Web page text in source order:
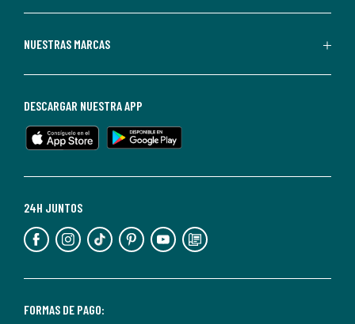
Redoute.
de
en
cualquier
Para
información,
puedes
nuestra
NUESTRAS MARCAS
FORMAS DE PAGO:
24H JUNTOS
DESCARGAR NUESTRA APP